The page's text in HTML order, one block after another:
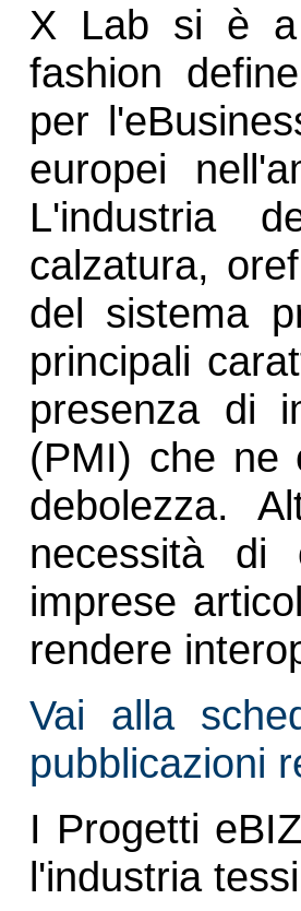
X Lab si è a
fashion
per
europei
L'industria
calzatura,
del sistema
principali
presenza di
(PMI) che ne
debolezza.
necessità di
imprese
rendere
Vai alla
pubblicazioni
I Progetti
l'industria